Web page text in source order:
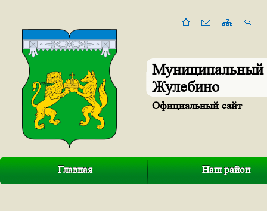
Муниципальный
Жулебино
Официальный сайт
Главная Наш район